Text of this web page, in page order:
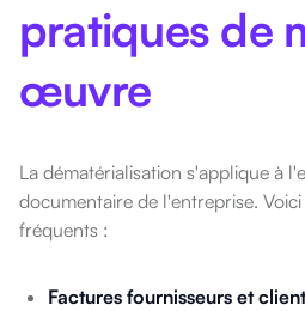
pratiques de
œuvre
La dématérialisation s'applique à
documentaire de l'entreprise.
fréquents :
Factures fournisseurs et